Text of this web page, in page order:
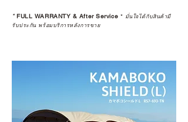
*FULL WARRANTY & After Service * มั่นใจได้กับสินค้ามี
รับประกัน พร้อมบริการหลังการขาย